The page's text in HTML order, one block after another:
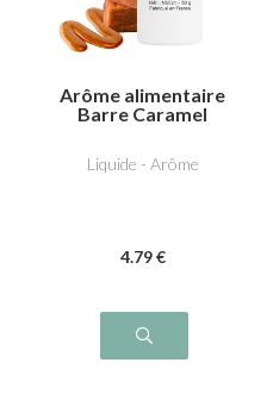
Arôme alimentaire
Barre Caramel
Liquide - Arôme
4.79 €